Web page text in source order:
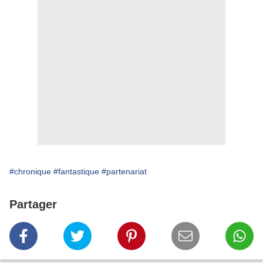
#chronique #fantastique #partenariat
Partager